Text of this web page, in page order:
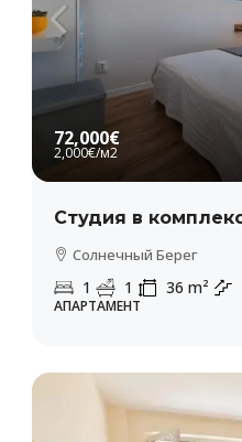
72,000€
2,000€/м2
Студия в
Солнечный Берег
1 1 36 m²
АПАРТАМЕНТ